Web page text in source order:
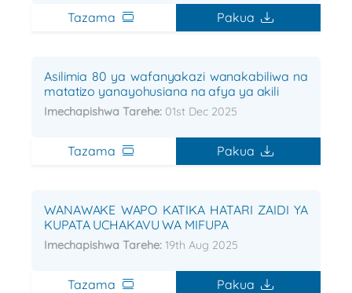
Tazama Pakua
Asilimia 80 ya wafanyakazi wanakabiliwa na
matatizo yanayohusiana na afya ya akili
Imechapishwa Tarehe: 01st Dec 2025
Tazama Pakua
WANAWAKE WAPO KATIKA HATARI ZAIDI YA
KUPATA UCHAKAVU WA MIFUPA
Imechapishwa Tarehe: 19th Aug 2025
Tazama Pakua